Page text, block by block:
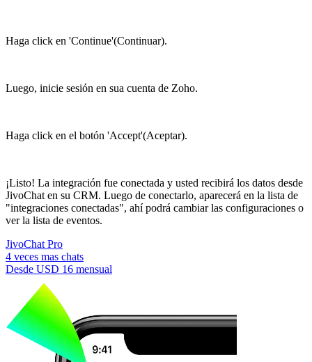
Haga click en 'Continue'(Continuar).
Luego, inicie sesión en sua cuenta de Zoho.
Haga click en el botón 'Accept'(Aceptar).
¡Listo! La integración fue conectada y usted recibirá los datos desde
JivoChat en su CRM. Luego de conectarlo, aparecerá en la lista de
"integraciones conectadas", ahí podrá cambiar las configuraciones o
ver la lista de eventos.
JivoChat Pro
4 veces mas chats
Desde USD 16 mensual